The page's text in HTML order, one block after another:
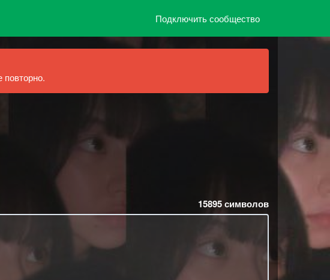
Подключить сообщество
15895символов